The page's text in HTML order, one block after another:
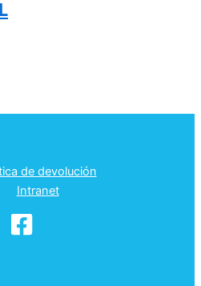
de devolución
Intranet